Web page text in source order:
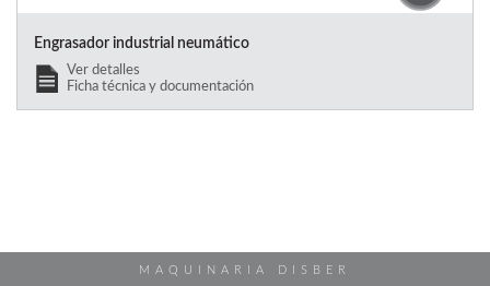
Engrasador industrial neumático
Ver detalles
Ficha técnica y documentación
MAQUINARIA DISBER